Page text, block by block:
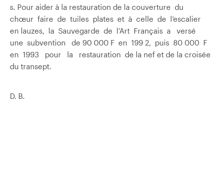
s. Pour aider à la restauration de la couverture du
chœur faire de tuiles plates et à celle de l’escalier
en lauzes, la Sauvegarde de l’Art Français a versé
une subvention de 90 000 F en 199 2, puis 80 000 F
en 1993 pour la restauration de la nef et de la croisée
du transept.
D. B.